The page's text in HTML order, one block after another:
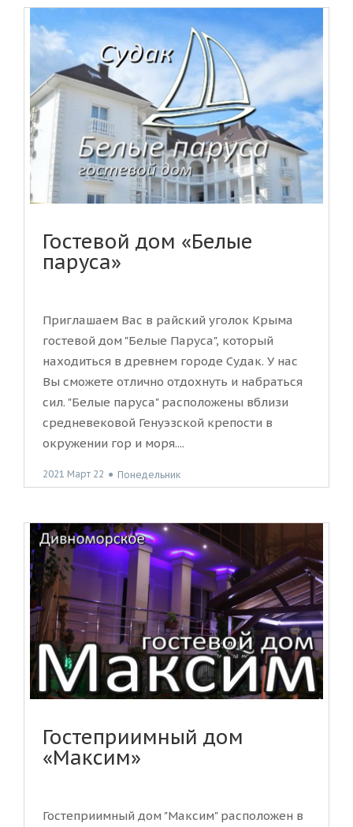
Гостевой дом «Белые
паруса»
Приглашаем Вас в райский уголок Крыма
гостевой дом "Белые Паруса", который
находиться в древнем городе Судак. У нас
Вы сможете отлично отдохнуть и набраться
сил. "Белые паруса" расположены вблизи
средневековой Генуэзской крепости в
окружении гор и моря....
2021 Март 22 ● Понедельник
Гостеприимный дом
«Максим»
Гостеприимный дом "Максим" расположен в